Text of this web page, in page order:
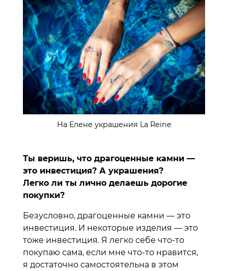
На Елене украшения La Reine
Ты веришь, что драгоценные камни —
это инвестиция? А украшения?
Легко ли ты лично делаешь дорогие
покупки?
Безусловно, драгоценные камни — это
инвестиция. И некоторые изделия — это
тоже инвестиция. Я легко себе что-то
покупаю сама, если мне что-то нравится,
я достаточно самостоятельна в этом